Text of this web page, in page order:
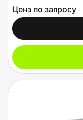
Цена по запросу